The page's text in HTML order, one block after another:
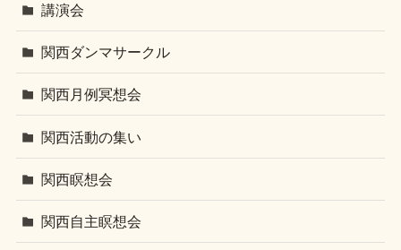
講演会
関西ダンマサークル
関西月例冥想会
関西活動の集い
関西瞑想会
関西自主瞑想会